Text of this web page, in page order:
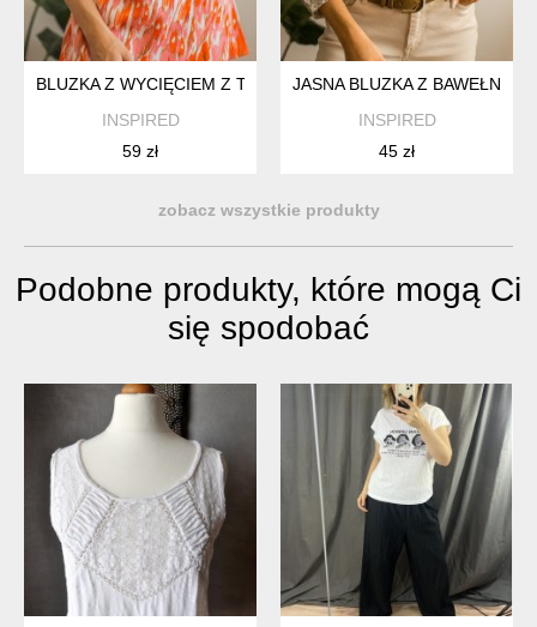
BLUZKA Z WYCIĘCIEM Z TYŁU XL
INSPIRED
59 zł
JASNA BLUZKA Z BAWEŁNY L
INSPIRED
45 zł
zobacz wszystkie produkty
Podobne produkty, które mogą Ci
się spodobać